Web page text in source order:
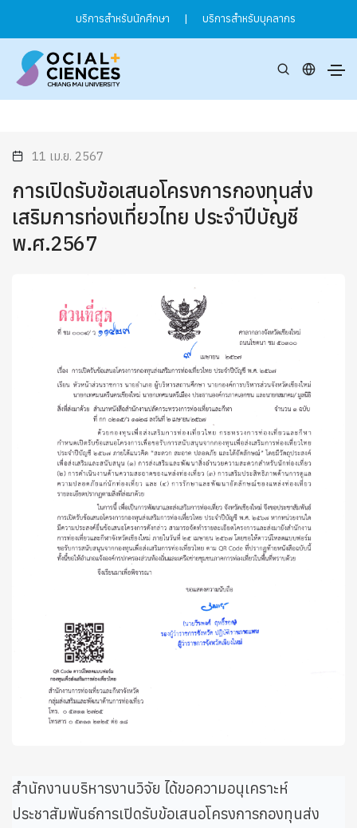
บริการสำหรับนักศึกษา | บริการสำหรับบุคลากร
11 เม.ย. 2567
การเปิดรับข้อเสนอโครงการกองทุนส่ง
เสริมการท่องเที่ยวไทย ประจำปีบัญชี
พ.ศ.2567
สำนักงานบริหารงานวิจัย ได้ขอความอนุเคราะห์
ประชาสัมพันธ์การเปิดรับข้อเสนอโครงการกองทุนส่ง